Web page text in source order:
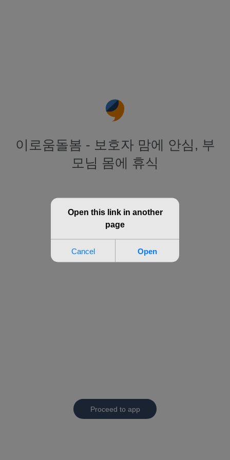
이로움돌봄 - 보호자 맘에 안심, 부
모님 몸에 휴식
Proceed to app